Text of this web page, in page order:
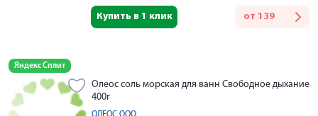
от 139
Купить в 1 клик
Яндекс Сплит
Олеос соль морская для ванн Свободное дыхание
400г